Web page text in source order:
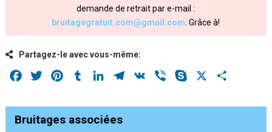
demande de retrait par e-mail :
bruitagegratuit.com@gmail.com . Grâce à!
Partagez-le avec vous-même:
Facebook
Twitter PinterestTumblrLinkedInTelegram
VK Viber Skype
Bruitages associées